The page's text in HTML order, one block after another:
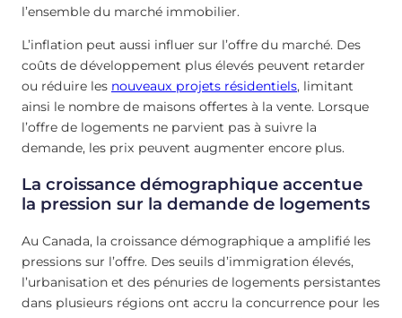
l’ensemble du marché immobilier.
L’inflation peut aussi influer sur l’offre du marché. Des
coûts de développement plus élevés peuvent retarder
ou réduire les nouveaux projets résidentiels, limitant
ainsi le nombre de maisons offertes à la vente. Lorsque
l’offre de logements ne parvient pas à suivre la
demande, les prix peuvent augmenter encore plus.
La croissance démographique accentue
la pression sur la demande de logements
Au Canada, la croissance démographique a amplifié les
pressions sur l’offre. Des seuils d’immigration élevés,
l’urbanisation et des pénuries de logements persistantes
dans plusieurs régions ont accru la concurrence pour les